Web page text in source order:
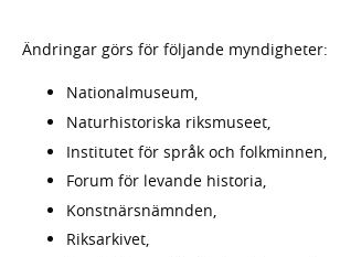
Ändringar görs för följande myndigheter:
Nationalmuseum,
Naturhistoriska riksmuseet,
Institutet för språk och folkminnen,
Forum för levande historia,
Konstnärsnämnden,
Riksarkivet,